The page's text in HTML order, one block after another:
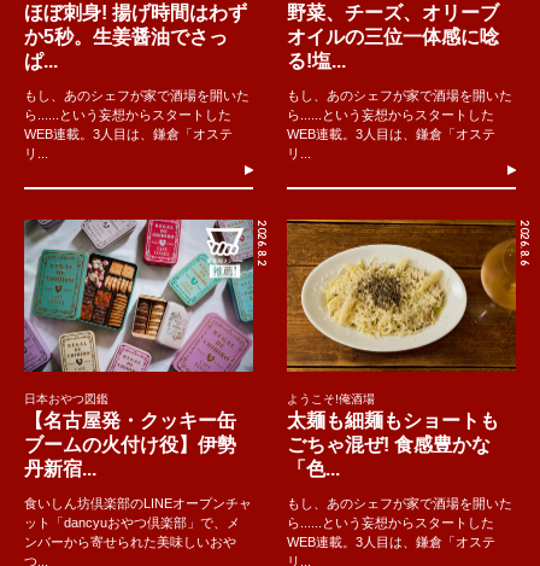
ほぼ刺身! 揚げ時間はわず
か5秒。生姜醤油でさっ
ぱ...
もし、あのシェフが家で酒場を開いた
ら......という妄想からスタートした
WEB連載。3人目は、鎌倉「オステ
リ...
野菜、チーズ、オリーブ
オイルの三位一体感に唸
る!塩...
もし、あのシェフが家で酒場を開いた
ら......という妄想からスタートした
WEB連載。3人目は、鎌倉「オステ
リ...
2026.8.2
日本おやつ図鑑
【名古屋発・クッキー缶
ブームの火付け役】伊勢
丹新宿...
食いしん坊倶楽部のLINEオープンチャ
ット「dancyuおやつ倶楽部」で、メ
ンバーから寄せられた美味しいおや
つ...
2026.8.6
ようこそ!俺酒場
太麺も細麺もショートも
ごちゃ混ぜ! 食感豊かな
「色...
もし、あのシェフが家で酒場を開いた
ら......という妄想からスタートした
WEB連載。3人目は、鎌倉「オステ
リ...